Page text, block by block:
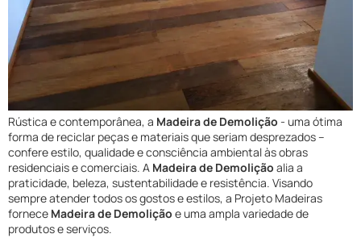
Rústica e contemporânea, a Madeira de Demolição - uma ótima
forma de reciclar peças e materiais que seriam desprezados –
confere estilo, qualidade e consciência ambiental às obras
residenciais e comerciais. A Madeira de Demolição alia a
praticidade, beleza, sustentabilidade e resistência. Visando
sempre atender todos os gostos e estilos, a Projeto Madeiras
fornece Madeira de Demolição e uma ampla variedade de
produtos e serviços.